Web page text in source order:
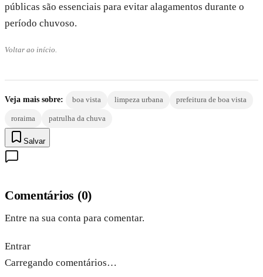
públicas são essenciais para evitar alagamentos durante o
período chuvoso.
Voltar ao início.
Veja mais sobre: boa vista limpeza urbana prefeitura de boa vista
roraima patrulha da chuva
Salvar
Comentários (0)
Entre na sua conta para comentar.
Entrar
Carregando comentários…